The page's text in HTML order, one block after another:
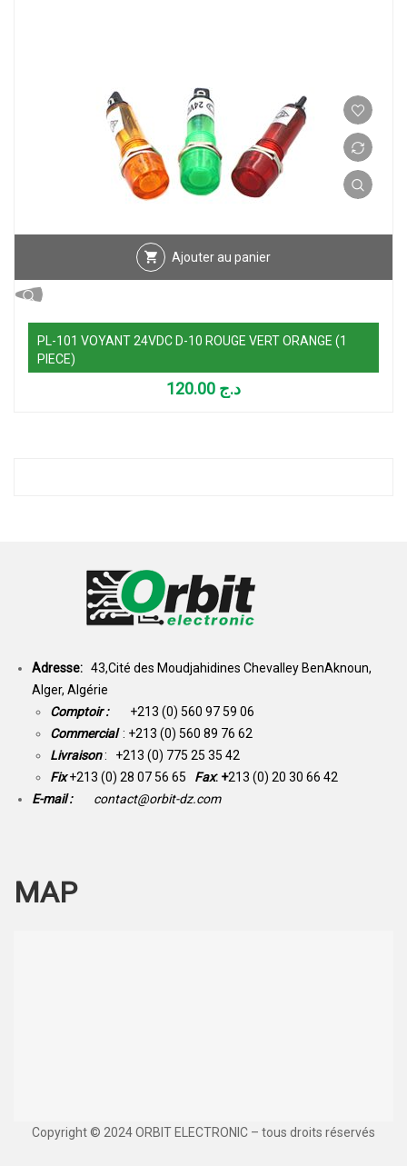
Ajouter au panier
PL-101 VOYANT 24VDC D-10 ROUGE VERT ORANGE (1
PIECE)
د.ج
Adresse: 43,Cité des Moudjahidines Chevalley BenAknoun,
Alger, Algérie
Comptoir : +213 (0) 560 97 59 06
Commercial : +213 (0) 560 89 76 62
Livraison: +213 (0) 775 25 35 42
Fix +213 (0) 28 07 56 65 Fax: +213 (0) 20 30 66 42
E-mail :
contact@orbit-dz.com
MAP
Copyright © 2024 ORBIT ELECTRONIC – tous droits réservés